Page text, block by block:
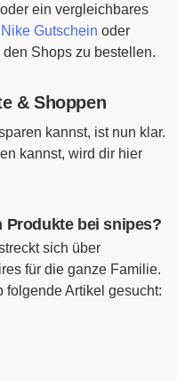
ein vergleichbares
Nike Gutschein oder
Shops zu bestellen.
& Shoppen
kannst, ist nun klar.
kannst, wird dir hier
Produkte bei snipes?
sich über
für die ganze Familie.
folgende Artikel gesucht: